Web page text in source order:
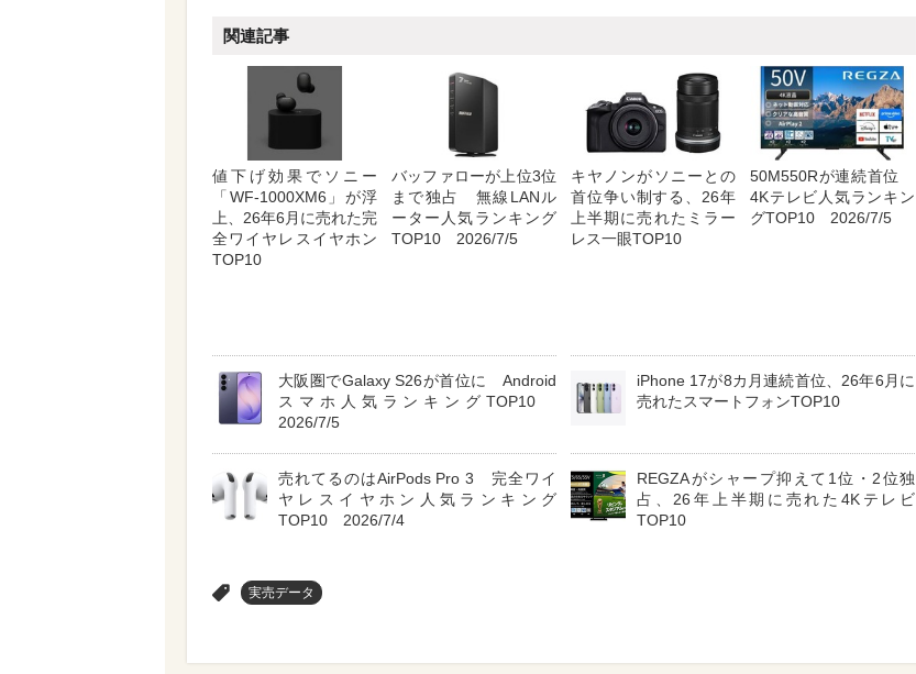
関連記事
値下げ効果でソニー
「WF-1000XM6」が浮
上、26年6月に売れた完
全ワイヤレスイヤホン
TOP10
バッファローが上位3位
まで独占 無線LANル
ーター人気ランキング
TOP10 2026/7/5
キヤノンがソニーとの
首位争い制する、26年
上半期に売れたミラー
レス一眼TOP10
50M550Rが連続首位
4Kテレビ人気ランキン
グTOP10 2026/7/5
大阪圏でGalaxy S26が首位に Android
スマホ人気ランキングTOP10
2026/7/5
iPhone 17が8カ月連続首位、26年6月に
売れたスマートフォンTOP10
売れてるのはAirPods Pro 3 完全ワイ
ヤレスイヤホン人気ランキング
TOP10 2026/7/4
REGZAがシャープ抑えて1位・2位独
占、26年上半期に売れた4Kテレビ
TOP10
実売データ